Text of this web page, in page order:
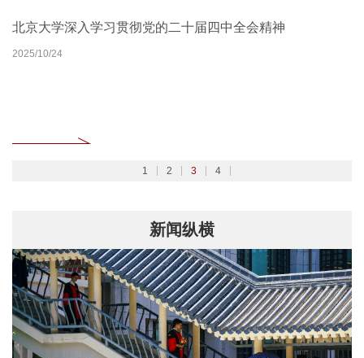
北京大学扎实开展树立和践行正确政绩观学习教育
2026/02/27
2026北京大学管理质效年
2026/03/30
北京大学深入学习贯彻党的二十届四中全会精神
2025/10/24
聚焦2026全国两会
2026/03/06
1 2 3 4
新闻纵横